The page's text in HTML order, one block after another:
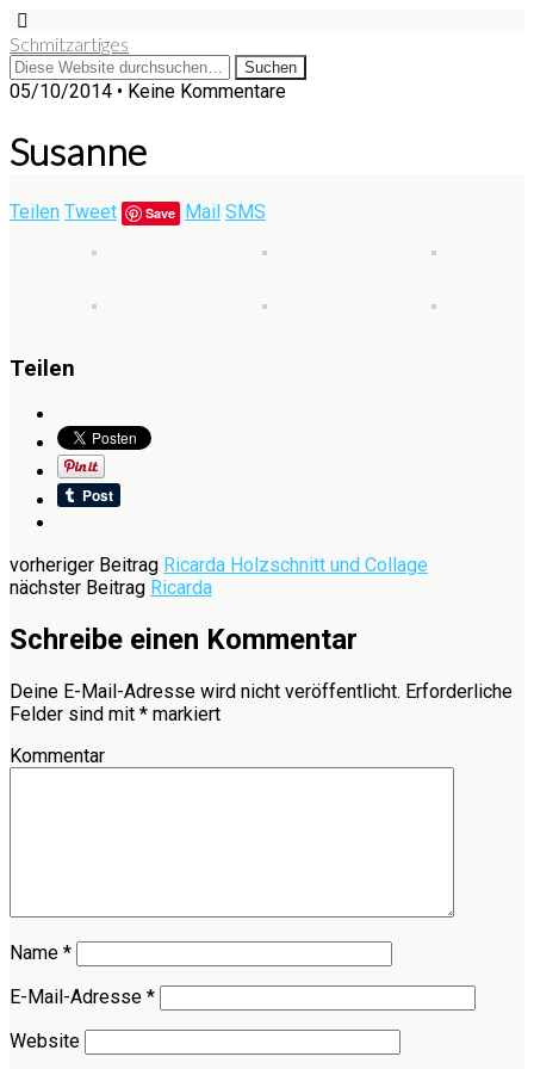
Schmitzartiges
05/10/2014 • Keine Kommentare
Susanne
Teilen Tweet Save Mail SMS
Teilen
vorheriger Beitrag Ricarda Holzschnitt und Collage
nächster Beitrag Ricarda
Schreibe einen Kommentar
Deine E-Mail-Adresse wird nicht veröffentlicht. Erforderliche
Felder sind mit * markiert
Kommentar
Name *
E-Mail-Adresse *
Website